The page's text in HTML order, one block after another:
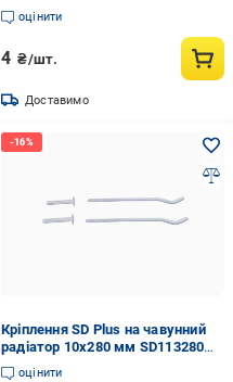
оцінити
4 ₴/шт.
Доставимо
Кріплення SD Plus на чавунний
радіатор 10х280 мм SD113280
(22353883)
оцінити